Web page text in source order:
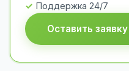
Поддержка 24/7
Оставить заявку